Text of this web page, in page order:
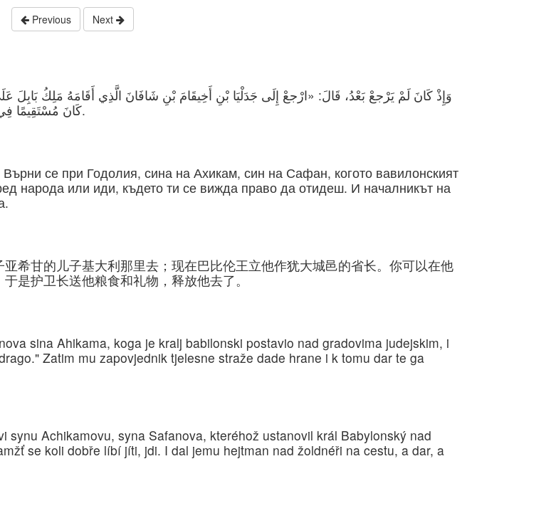
Previous Next
وَإِذْ كَانَ لَمْ يَرْجعْ بَعْدُ، قَالَ: «ارْجعْ إِلَى جَدَلْيَا بْنِ أَخِيقَامَ بْنِ شَافَانَ الَّذِي أَقَامَهُ مَلِكُ
كَانَ مُسْتَقِيمًا فِي عَيْنَيْكَ أَنْ تَنْطَلِقَ». وَأَعْطَاهُ رَئِيسُ الشُّرَطِ زَادًا وَهَدِيَّةً وَأَطْلَقَهُ.
се при Годолия, сина на Ахикам, син на Сафан, когото вавилонският
народа или иди, където ти се вижда право да отидеш. И началникът на
希甘的儿子基大利那里去；现在巴比伦王立他作犹大城邑的省长。你可以在他
是护卫长送他粮食和礼物，释放他去了。
sina Ahikama, koga je kralj babilonski postavio nad gradovima judejskim, i
Zatim mu zapovjednik tjelesne straže dade hrane i k tomu dar te ga
synu Achikamovu, syna Safanova, kteréhož ustanovil král Babylonský nad
se koli dobře líbí jíti, jdi. I dal jemu hejtman nad žoldnéři na cestu, a dar, a